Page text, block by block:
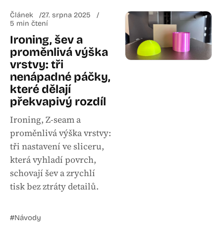
Článek
27. srpna 2025
5 min čtení
Ironing, šev a
proměnlivá výška
vrstvy: tři
nenápadné páčky,
které dělají
překvapivý rozdíl
Ironing, Z-seam a
proměnlivá výška vrstvy:
tři nastavení ve sliceru,
která vyhladí povrch,
schovají šev a zrychlí
tisk bez ztráty detailů.
#Návody